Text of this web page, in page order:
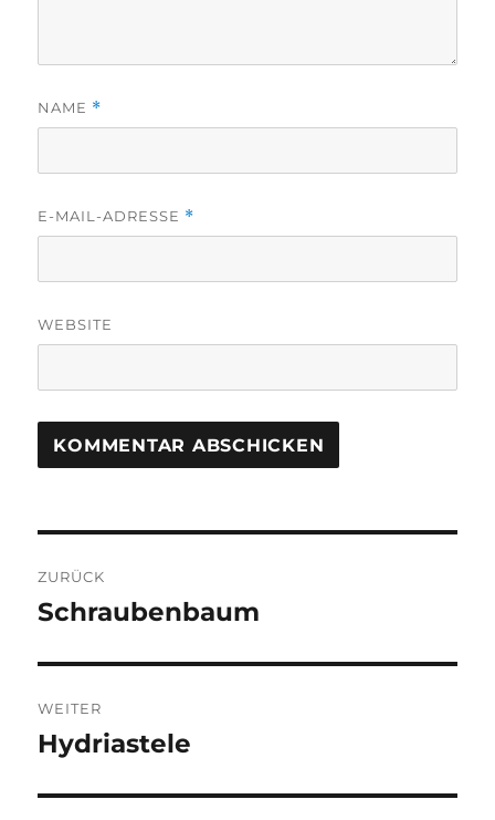
NAME *
E-MAIL-ADRESSE *
WEBSITE
ZURÜCK
Vorheriger
Schraubenbaum
WEITER
Nächster
Hydriastele